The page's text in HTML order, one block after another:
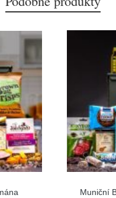
Muniční